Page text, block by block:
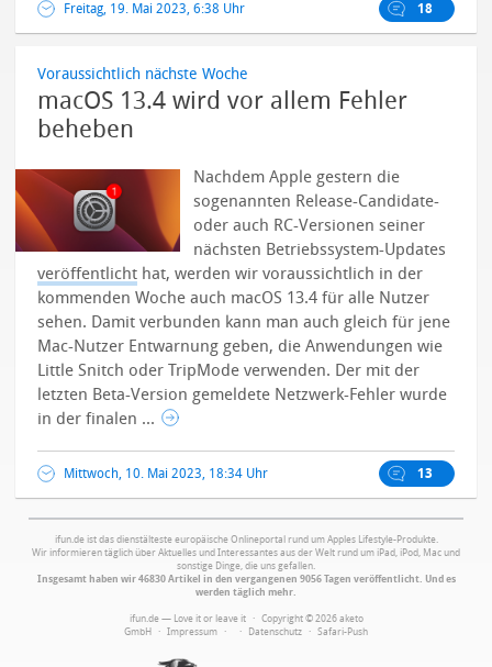
Freitag, 19. Mai 2023, 6:38 Uhr 18
Voraussichtlich nächste Woche
macOS 13.4 wird vor allem Fehler
beheben
Nachdem Apple gestern die
sogenannten Release-Candidate-
oder auch RC-Versionen seiner
nächsten Betriebssystem-Updates
veröffentlicht hat, werden wir voraussichtlich in der
kommenden Woche auch macOS 13.4 für alle Nutzer
sehen. Damit verbunden kann man auch gleich für jene
Mac-Nutzer Entwarnung geben, die Anwendungen wie
Little Snitch oder TripMode verwenden. Der mit der
letzten Beta-Version gemeldete Netzwerk-Fehler wurde
in der finalen ...
Mittwoch, 10. Mai 2023, 18:34 Uhr 13
ifun.de ist das dienstälteste europäische Onlineportal rund um Apples Lifestyle-Produkte.
Wir informieren täglich über Aktuelles und Interessantes aus der Welt rund um iPad, iPod, Mac und
sonstige Dinge, die uns gefallen.
Insgesamt haben wir 46830 Artikel in den vergangenen 9056 Tagen veröffentlicht. Und es
werden täglich mehr.
ifun.de — Love it or leave it · Copyright © 2026 aketo
GmbH · Impressum · · Datenschutz · Safari-Push